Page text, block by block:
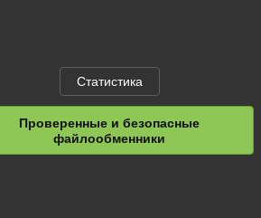
Статистика
Проверенные и безопасные
файлообменники